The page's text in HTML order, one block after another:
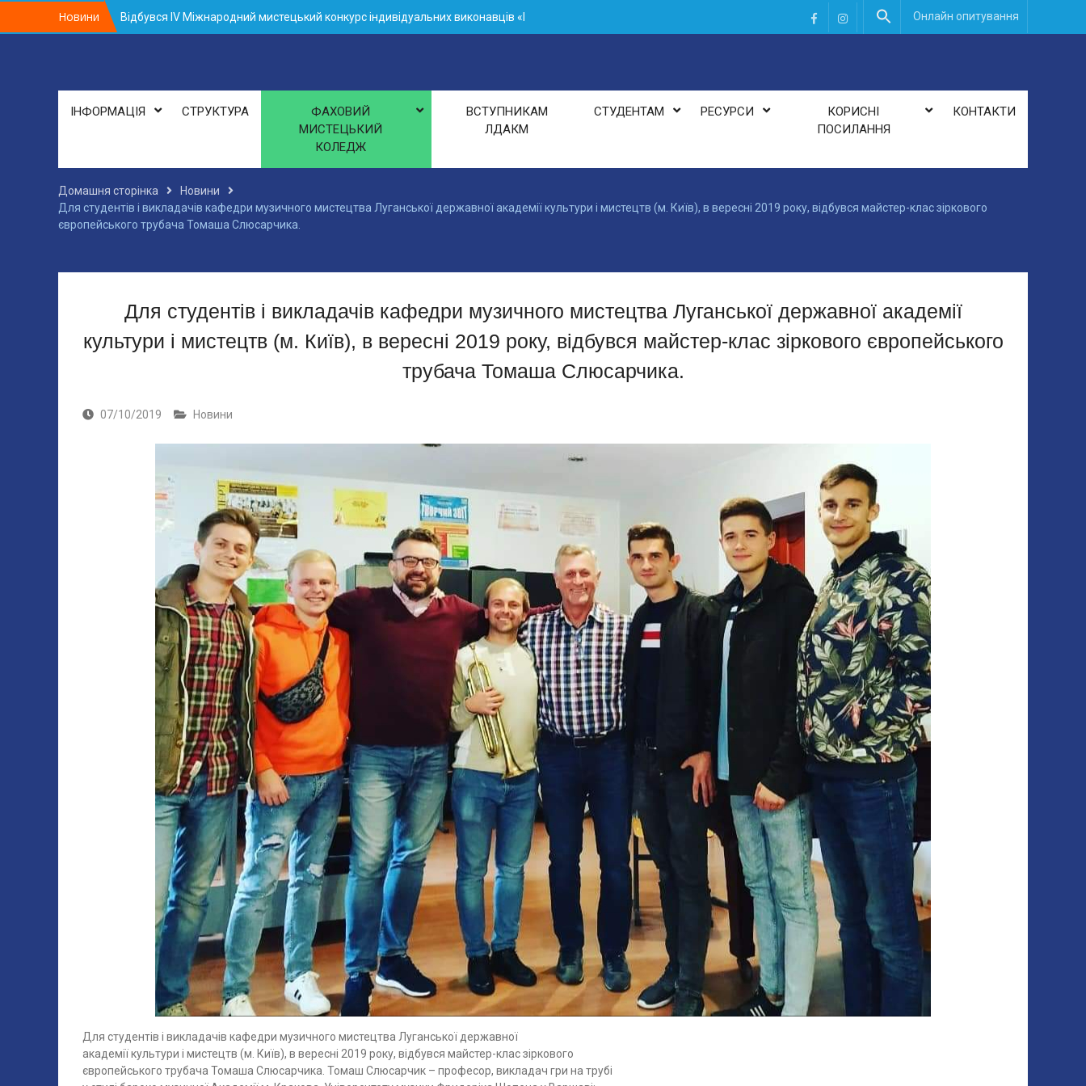
Новини
Відбувся IV Міжнародний мистецький конкурс індивідуальних виконавців «ВСЕсвіТИ – МИСТЕЦТВО»
Здобувачка освіти Фахового мистецького коледжу Академії взяла участь у четвертому етапі проєкту «УкраїнаМрії», від Українсько-данського молодіжного дому
ФейсбукИнстаграм
Онлайн опитування
ІНФОРМАЦІЯ СТРУКТУРА
ФАХОВИЙ
МИСТЕЦЬКИЙ
КОЛЕДЖ
ВСТУПНИКАМ
ЛДАКМ
СТУДЕНТАМ РЕСУРСИ
КОРИСНІ
ПОСИЛАННЯ
КОНТАКТИ
Домашня сторінка
Новини
Для студентів і викладачів кафедри музичного мистецтва Луганської державної академії культури і мистецтв (м. Київ), в вересні 2019 року, відбувся майстер-клас зіркового
європейського трубача Томаша Слюсарчика.
Для студентів і викладачів кафедри музичного мистецтва Луганської державної академії
культури і мистецтв (м. Київ), в вересні 2019 року, відбувся майстер-клас зіркового європейського
трубача Томаша Слюсарчика.
07/10/2019 Новини
Для студентів і викладачів кафедри музичного мистецтва Луганської державної
академії культури і мистецтв (м. Київ), в вересні 2019 року, відбувся майстер-клас зіркового
європейського трубача Томаша Слюсарчика. Томаш Слюсарчик – професор, викладач гри на трубі